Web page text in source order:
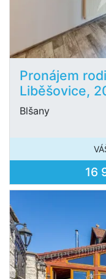
Pronájem
Liběšovice,
Blšany
16